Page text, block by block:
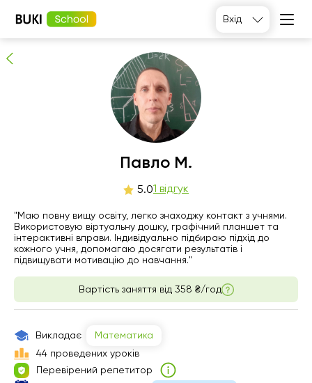
Вхід
Павло М. людей рекомендують
Павло М.
5.01 відгук
"Маю повну вищу освіту, легко знаходжу контакт з учнями.
Використовую віртуальну дошку, графічний планшет та
інтерактивні вправи. Індивідуально підбираю підхід до
кожного учня, допомагаю досягати результатів і
підвищувати мотивацію до навчання."
Вартість заняття від 358 ₴/год
Викладає
Математика
44 проведених уроків
Перевірений репетитор
вт
ср
Немає
вільних
годин
10:00
Немає
вільних
годин
10:00